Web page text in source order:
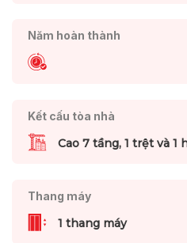
Năm hoàn thành
Kết cấu tòa nhà
Cao 7 tầng, 1 trệt và 1
Thang máy
1 thang máy